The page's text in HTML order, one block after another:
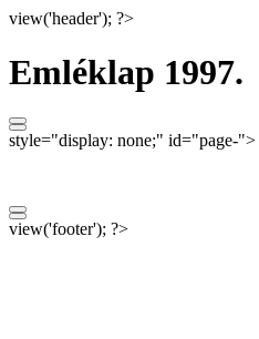
view('header'); ?>
Emléklap 1997.
style="display: none;" id="page-">
view('footer'); ?>